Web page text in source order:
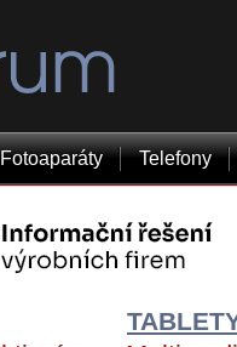
Fotoaparáty Telefony